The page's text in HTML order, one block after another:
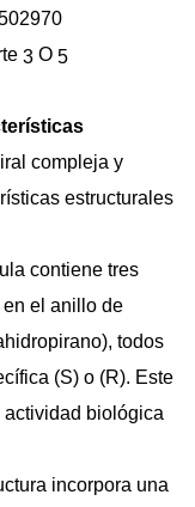
3 O 5
compleja y
estructurales
contiene tres
el anillo de
todos
(S) o (R). Este
biológica
incorpora una